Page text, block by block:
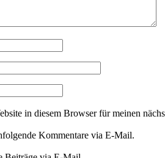
in diesem Browser für meinen
Kommentare via E-Mail.